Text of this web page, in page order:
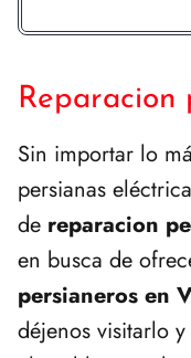
Reparacion
Sin importar lo
persianas
de reparacion
en busca de
persianeros en
déjenos visitarlo